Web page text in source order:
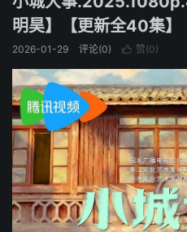
明昊】【更新全40集】
2026-01-29 评论(0)  赞(0)